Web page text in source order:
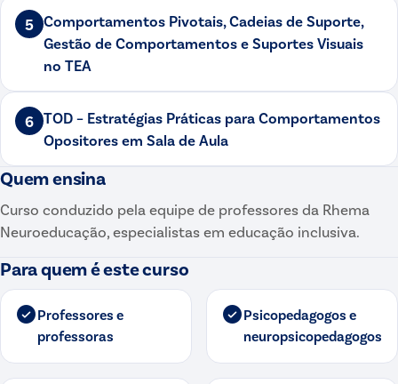
5 Comportamentos Pivotais, Cadeias de Suporte,
Gestão de Comportamentos e Suportes Visuais
no TEA
6 TOD – Estratégias Práticas para Comportamentos
Opositores em Sala de Aula
Quem ensina
Curso conduzido pela equipe de professores da Rhema
Neuroeducação, especialistas em educação inclusiva.
Para quem é este curso
Professores e
professoras
Psicopedagogos e
neuropsicopedagogos